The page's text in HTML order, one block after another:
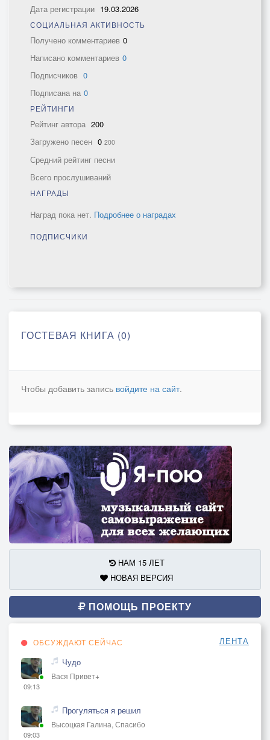
Дата регистрации 19.03.2026
СОЦИАЛЬНАЯ АКТИВНОСТЬ
Получено комментариев 0
Написано комментариев 0
Подписчиков 0
Подписана на 0
РЕЙТИНГИ
Рейтинг автора 200
Загружено песен 0 200
Средний рейтинг песни
Всего прослушиваний
НАГРАДЫ
Наград пока нет. Подробнее о наградах
ПОДПИСЧИКИ
ГОСТЕВАЯ КНИГА (0)
Чтобы добавить запись войдите на сайт.
НАМ 15 ЛЕТ
НОВАЯ ВЕРСИЯ
ПОМОЩЬ ПРОЕКТУ
ОБСУЖДАЮТ СЕЙЧАС ЛЕНТА
09:13
Чудо
Вася Привет+
09:03
Прогуляться я решил
Высоцкая Галина, Спасибо